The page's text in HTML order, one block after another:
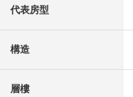
代表房型
構造
層樓